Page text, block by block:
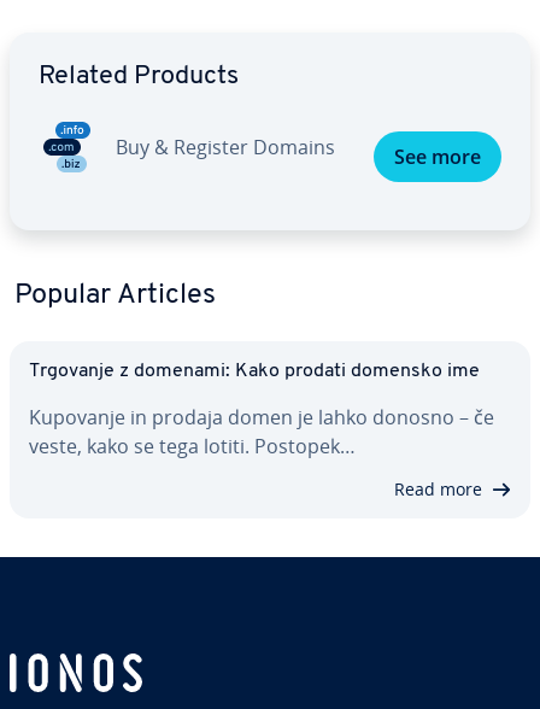
Related Products
Buy & Register Domains See more
Popular Articles
Trgovanje z domenami: Kako prodati domensko ime
Kupovanje in prodaja domen je lahko donosno – če
veste, kako se tega lotiti. Postopek…
Read more